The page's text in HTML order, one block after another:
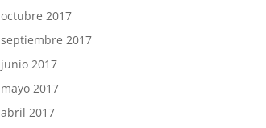
octubre 2017
septiembre 2017
junio 2017
mayo 2017
abril 2017